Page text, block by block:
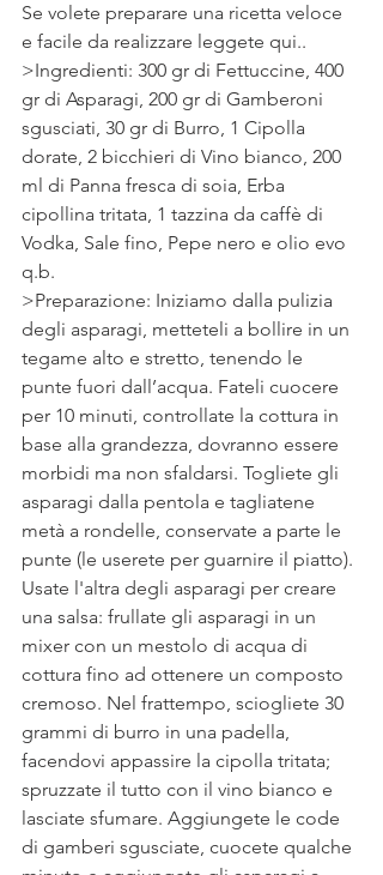
Se volete preparare una ricetta veloce
e facile da realizzare leggete qui..
>Ingredienti: 300 gr di Fettuccine, 400
gr di Asparagi, 200 gr di Gamberoni
sgusciati, 30 gr di Burro, 1 Cipolla
dorate, 2 bicchieri di Vino bianco, 200
ml di Panna fresca di soia, Erba
cipollina tritata, 1 tazzina da caffè di
Vodka, Sale fino, Pepe nero e olio evo
q.b.
>Preparazione: Iniziamo dalla pulizia
degli asparagi, metteteli a bollire in un
tegame alto e stretto, tenendo le
punte fuori dall’acqua. Fateli cuocere
per 10 minuti, controllate la cottura in
base alla grandezza, dovranno essere
morbidi ma non sfaldarsi. Togliete gli
asparagi dalla pentola e tagliatene
metà a rondelle, conservate a parte le
punte (le userete per guarnire il piatto).
Usate l'altra degli asparagi per creare
una salsa: frullate gli asparagi in un
mixer con un mestolo di acqua di
cottura fino ad ottenere un composto
cremoso. Nel frattempo, sciogliete 30
grammi di burro in una padella,
facendovi appassire la cipolla tritata;
spruzzate il tutto con il vino bianco e
lasciate sfumare. Aggiungete le code
di gamberi sgusciate, cuocete qualche